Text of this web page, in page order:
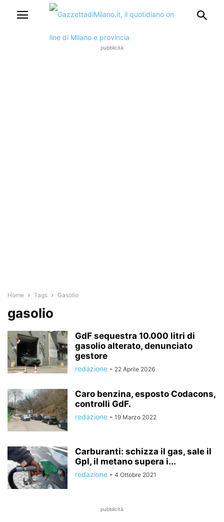
pubblicità
Home Tags Gasolio
gasolio
GdF sequestra 10.000 litri di
gasolio alterato, denunciato
gestore
redazione - 22 Aprile 2026
Caro benzina, esposto Codacons,
controlli GdF.
redazione - 19 Marzo 2022
Carburanti: schizza il gas, sale il
Gpl, il metano supera i...
redazione - 4 Ottobre 2021
pubblicità